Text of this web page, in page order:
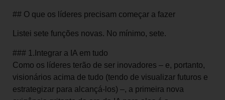
## O que os líderes precisam começar a fazer
Listei sete funções novas. No mínimo, sete.
### 1.Integrar a IA em tudo
Como os líderes terão de ser inovadores – e, portanto,
visionários acima de tudo (tendo de visualizar futuros e
estrategizar para alcançá-los) –, a primeira nova